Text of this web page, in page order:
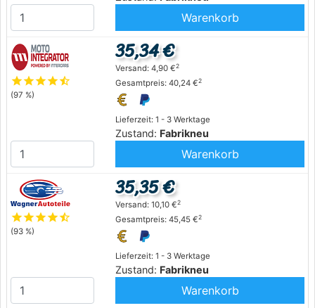
Warenkorb
starstarstarstarstar_half
(97 %)
Lieferzeit: 1 - 3 Werktage
Zustand: Fabrikneu
35,34 €
Versand: 4,90 €2
Gesamtpreis: 40,24 €2
Warenkorb
starstarstarstarstar_half
(93 %)
Lieferzeit: 1 - 3 Werktage
Zustand: Fabrikneu
35,35 €
Versand: 10,10 €2
Gesamtpreis: 45,45 €2
Warenkorb